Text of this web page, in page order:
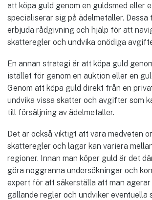
att köpa guld genom en guldsmed eller
specialiserar sig på ädelmetaller.
erbjuda rådgivning och hjälp för att
skatteregler och undvika onödiga
En annan strategi är att köpa guld
istället för genom en auktion eller en
Genom att köpa guld direkt från en
undvika vissa skatter och avgifter som
till försäljning av ädelmetaller.
Det är också viktigt att vara medveten
skatteregler och lagar kan variera
regioner. Innan man köper guld är det
göra noggranna undersökningar och
expert för att säkerställa att man agerar
gällande regler och undviker eventuella